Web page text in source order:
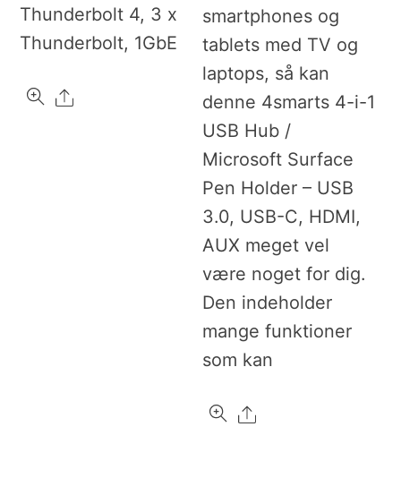
Thunderbolt 4, 3 x
Thunderbolt, 1GbE
Share
smartphones og
tablets med TV og
laptops, så kan
denne 4smarts 4-i-1
USB Hub /
Microsoft Surface
Pen Holder – USB
3.0, USB-C, HDMI,
AUX meget vel
være noget for dig.
Den indeholder
mange funktioner
som kan
Share